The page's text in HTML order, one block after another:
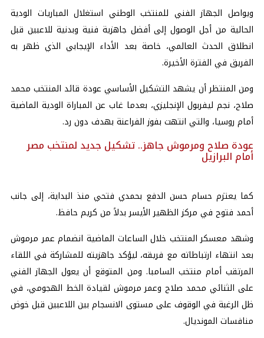
ويواصل الجهاز الفني للمنتخب الوطني استغلال المباريات الودية
الحالية من أجل الوصول إلى أفضل جاهزية فنية وبدنية للاعبين قبل
انطلاق الحدث العالمي، خاصة بعد الأداء الإيجابي الذي ظهر به
الفريق في الفترة الأخيرة.
ومن المنتظر أن يشهد التشكيل الأساسي عودة قائد المنتخب محمد
صلاح، نجم ليفربول الإنجليزي، بعدما غاب عن المباراة الودية الماضية
أمام روسيا، والتي انتهت بفوز الفراعنة بهدف دون رد.
عودة صلاح ومرموش جاهز.. تشكيل جديد لمنتخب مصر
أمام البرازيل
كما يعتزم حسام حسن الدفع بحمدي فتحي منذ البداية، إلى جانب
أحمد فتوح في مركز الظهير الأيسر بدلاً من كريم حافظ.
وشهد معسكر المنتخب خلال الساعات الماضية انضمام عمر مرموش
بعد انتهاء ارتباطاته مع فريقه، ليؤكد جاهزيته للمشاركة في اللقاء
المرتقب أمام منتخب السامبا. ومن المتوقع أن يعول الجهاز الفني
على الثنائي محمد صلاح وعمر مرموش لقيادة الخط الهجومي، في
ظل الرغبة في الوقوف على مستوى الانسجام بين اللاعبين قبل خوض
منافسات المونديال.